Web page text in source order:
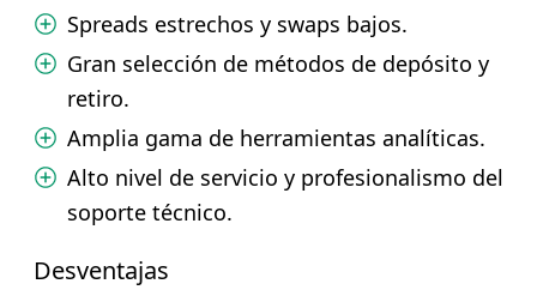
Spreads estrechos y swaps bajos.
Gran selección de métodos de depósito y
retiro.
Amplia gama de herramientas analíticas.
Alto nivel de servicio y profesionalismo del
soporte técnico.
Desventajas